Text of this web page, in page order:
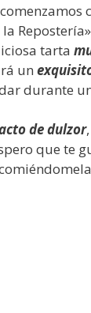
tarta
un
durante
de dulzor
que te